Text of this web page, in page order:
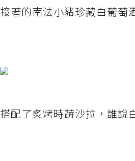
接著的南法小豬珍藏白葡萄
搭配了炙烤時蔬沙拉，誰說